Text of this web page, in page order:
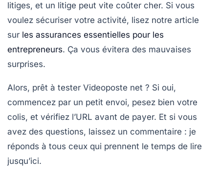
litiges, et un litige peut vite coûter cher. Si vous
voulez sécuriser votre activité, lisez notre article
sur les assurances essentielles pour les
entrepreneurs. Ça vous évitera des mauvaises
surprises.
Alors, prêt à tester Videoposte net ? Si oui,
commencez par un petit envoi, pesez bien votre
colis, et vérifiez l’URL avant de payer. Et si vous
avez des questions, laissez un commentaire : je
réponds à tous ceux qui prennent le temps de lire
jusqu’ici.